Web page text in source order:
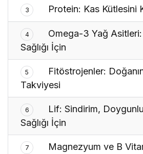
3 Protein: Kas Kütlesini
4
Omega-3 Yağ
Sağlığı İçin
5
Fitöstrojenler:
Takviyesi
6
Lif: Sindirim,
Sağlığı İçin
7
Magnezyum ve B